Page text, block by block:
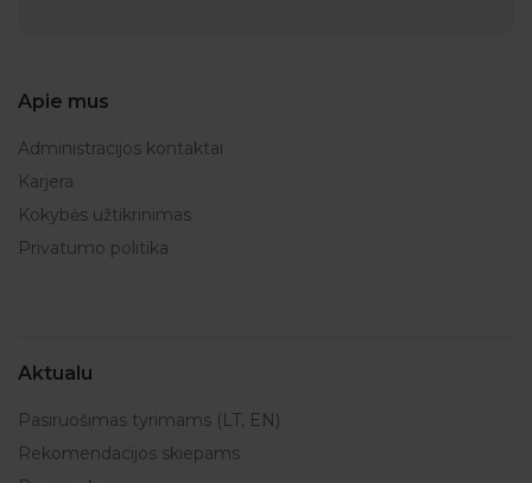
Apie mus
Administracijos kontaktai
Karjera
Kokybės užtikrinimas
Privatumo politika
Aktualu
Pasiruošimas tyrimams (LT, EN)
Rekomendacijos skiepams